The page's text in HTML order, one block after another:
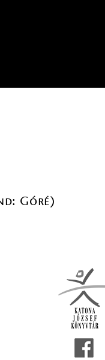
Góré)